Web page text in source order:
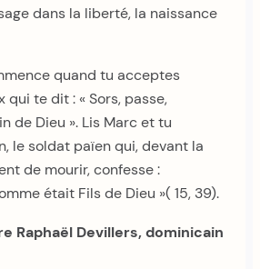
dans la liberté, la naissance
quand tu acceptes
qui te dit : « Sors, passe,
de Dieu ». Lis Marc et tu
le soldat païen qui, devant la
de mourir, confesse :
était Fils de Dieu »( 15, 39).
Raphaël Devillers, dominicain